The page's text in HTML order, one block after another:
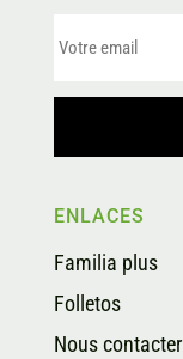
ENLACES
Familia plus
Folletos
Nous contacter